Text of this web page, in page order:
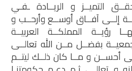
التميــز و الريــادة ـفـي
إلــى آفــاق أوســع وأرحــب و
رؤيــة المملكــة العربيــة
2030. و الجمعيــة بفضــل مــن الله تعالــى
أحســن و مــا كان ذلــك ليتــم